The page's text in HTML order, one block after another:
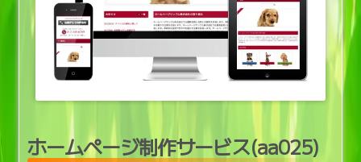
を
ホームページ制作サービス(aa025)